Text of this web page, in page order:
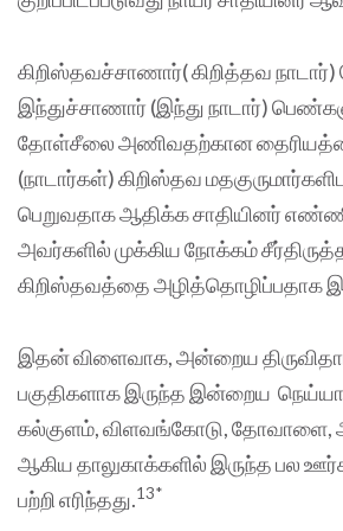
கிறிஸ்தவச்சாணார்( கிறித்தவ
இந்துச்சாணார் (இந்து நாடார்)
தோள்சீலை அணிவதற்கான
(நாடார்கள்) கிறிஸ்தவ
பெறுவதாக ஆதிக்க சாதியினர்
அவர்களில் முக்கிய நோக்கம்
கிறிஸ்தவத்தை அழித்தொழிப்பதாக
இதன் விளைவாக, அன்றைய
பகுதிகளாக இருந்த இன்றைய
கல்குளம், விளவங்கோடு,
ஆகிய தாலுகாக்களில் இருந்த பல
பற்றி எரிந்தது.13*